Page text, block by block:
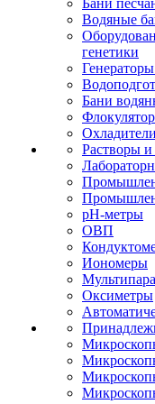
Бани
Водяные
генетики
Бани
Растворы и
pH-метры
ОВП
Иономеры
Оксиметры